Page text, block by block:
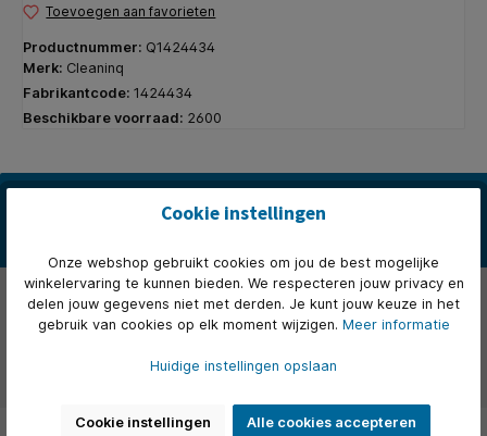
Toevoegen aan favorieten
Productnummer: Q1424434
Merk: Cleaninq
Fabrikantcode: 1424434
Beschikbare voorraad: 2600
Een ruim assortiment afvalzakken van Cleaninq, zodat jij vindt wat je
Eigenschappen
Over het merk
Cookie instellingen
Onze webshop gebruikt cookies om jou de best mogelijke
winkelervaring te kunnen bieden. We respecteren jouw privacy en
delen jouw gegevens niet met derden. Je kunt jouw keuze in het
gebruik van cookies op elk moment wijzigen. Meer informatie
Huidige instellingen opslaan
Cookie instellingen Alle cookies accepteren